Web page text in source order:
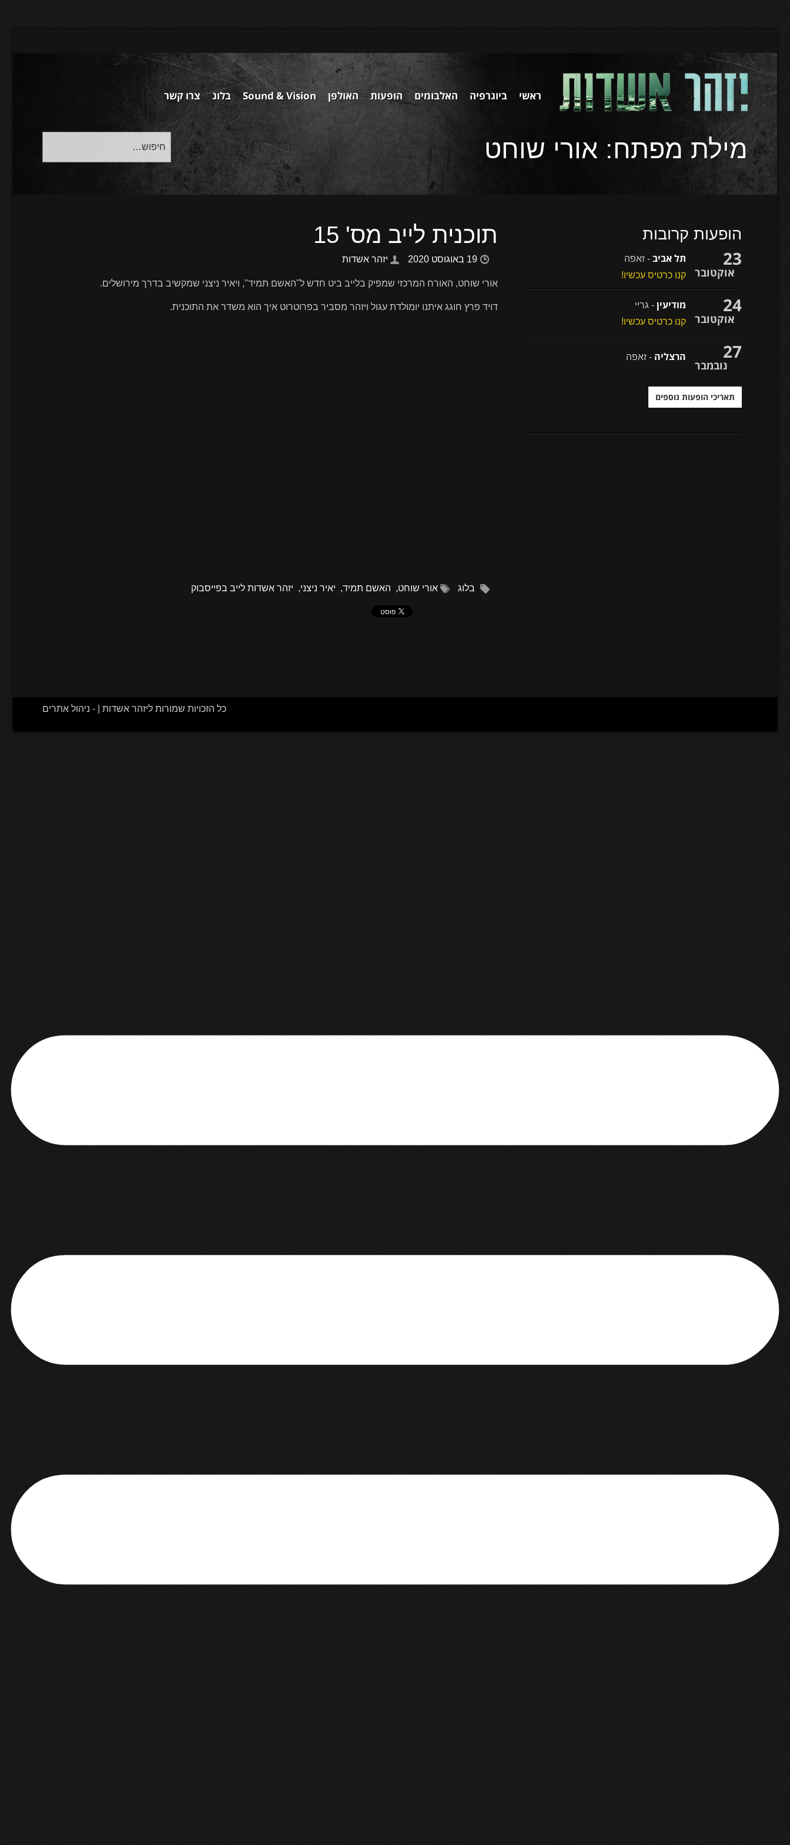
ראשי ביוגרפיה האלבומים הופעות האולפן Sound & Vision בלוג צרו קשר
מילת מפתח: אורי שוחט
תוכנית לייב מס' 15
19 באוגוסט 2020 יזהר אשדות
אורי שוחט, האורח המרכזי שמפיק בלייב ביט חדש ל"האשם תמיד", ויאיר ניצני שמקשיב בדרך מירושלים.
דויד פרץ חוגג איתנו יומולדת עגול ויזהר מסביר בפרוטרוט איך הוא משדר את התוכנית.
בלוג אורי שוחט, האשם תמיד, יאיר ניצני, יזהר אשדות לייב בפייסבוק
הופעות קרובות
23
אוקטובר
תל אביב - זאפה
קנו כרטיס עכשיו!
24
אוקטובר
מודיעין - גריי
קנו כרטיס עכשיו!
27
נובמבר
הרצליה - זאפה
תאריכי הופעות נוספים
כל הזכויות שמורות ליזהר אשדות | - ניהול אתרים